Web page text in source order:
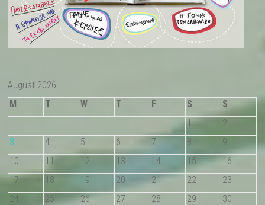
August 2026
M
T W T F S
S
1
2
3
4 5 6 7 8
9
10
11 12 13 14 15
16
17
18 19 20 21 22
23
24
25 26 27 28 29
30